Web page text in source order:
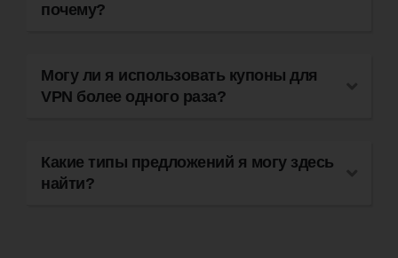
почему?
Могу ли я использовать купоны для
VPN более одного раза?
Какие типы предложений я могу здесь
найти?